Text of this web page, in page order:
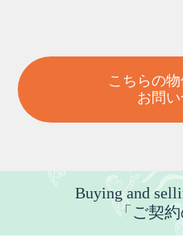
こちらの
お問
Buying and
「ご契